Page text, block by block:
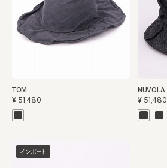
TOM
¥51,480
NUVOLA
¥51,480
インポート